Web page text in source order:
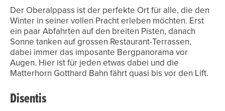
Der Oberalppass ist der perfekte Ort für alle, die den
Winter in seiner vollen Pracht erleben möchten. Erst
ein paar Abfahrten auf den breiten Pisten, danach
Sonne tanken auf grossen Restaurant-Terrassen,
dabei immer das imposante Bergpanorama vor
Augen. Hier ist für jeden etwas dabei und die
Matterhorn Gotthard Bahn fährt quasi bis vor den Lift.
Disentis